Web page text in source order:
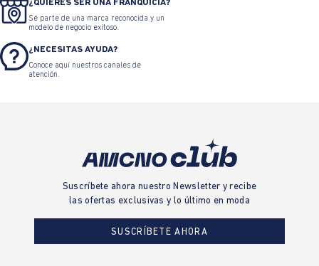
¿QUIERES SER UNA FRANQUICIA?
Sé parte de una marca reconocida y un
modelo de negocio exitoso.
¿NECESITAS AYUDA?
Conoce aquí nuestros canales de
atención.
Suscríbete ahora nuestro Newsletter y recibe
las ofertas exclusivas y lo último en moda
SUSCRÍBETE AHORA